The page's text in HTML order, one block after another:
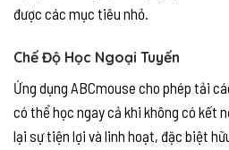
được các mục tiêu nhỏ.
Chế Độ Học Ngoại Tuyến
Ứng dụng ABCmouse cho phép tải
có thể học ngay cả khi không có kết
lại sự tiện lợi và linh hoạt, đặc biệt